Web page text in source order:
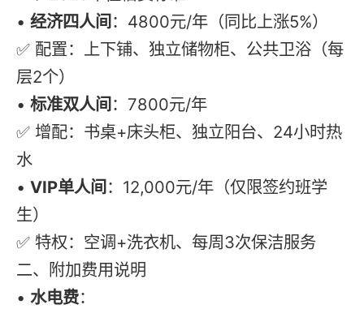
•经济四人间 ：4800元/年（同比上涨5%）
✅ 配置：上下铺、独立储物柜、公共卫浴（每
层2个）
•标准双人间 ：7800元/年
✅ 增配：书桌+床头柜、独立阳台、24小时热
水
•VIP单人间 ：12,000元/年（仅限签约班学
生）
✅ 特权：空调+洗衣机、每周3次保洁服务
二、附加费用说明
•水电费：